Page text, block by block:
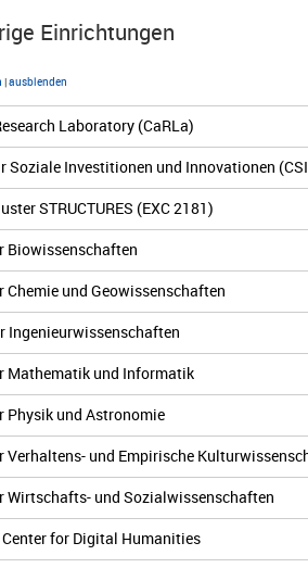
Einrichtungen
|ausblenden
Laboratory (CaRLa)
Soziale Investitionen und Innovationen
STRUCTURES (EXC 2181)
Biowissenschaften
Chemie und Geowissenschaften
Ingenieurwissenschaften
Mathematik und Informatik
Physik und Astronomie
Verhaltens- und Empirische
Wirtschafts- und Sozialwissenschaften
for Digital Humanities